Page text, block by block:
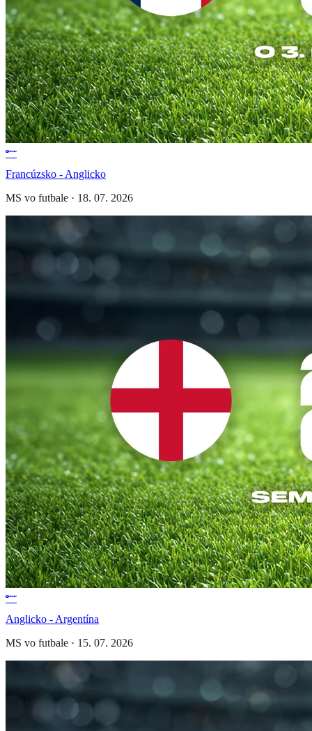
Francúzsko - Anglicko
MS vo futbale · 18. 07. 2026
Anglicko - Argentína
MS vo futbale · 15. 07. 2026